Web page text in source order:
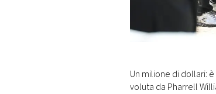
Un milione di dollari:
voluta da Pharrell